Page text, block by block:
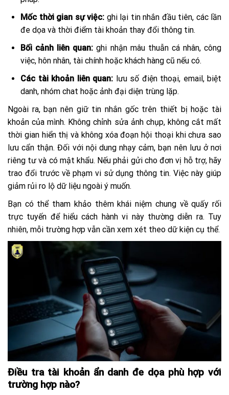
Mốc thời gian sự việc: ghi lại tin nhắn đầu tiên, các lần
đe dọa và thời điểm tài khoản thay đổi thông tin.
Bối cảnh liên quan: ghi nhận mâu thuẫn cá nhân, công
việc, hôn nhân, tài chính hoặc khách hàng cũ nếu có.
Các tài khoản liên quan: lưu số điện thoại, email, biệt
danh, nhóm chat hoặc ảnh đại diện trùng lặp.
Ngoài ra, bạn nên giữ tin nhắn gốc trên thiết bị hoặc tài
khoản của mình. Không chỉnh sửa ảnh chụp, không cắt mất
thời gian hiển thị và không xóa đoạn hội thoại khi chưa sao
lưu cẩn thận. Đối với nội dung nhạy cảm, bạn nên lưu ở nơi
riêng tư và có mật khẩu. Nếu phải gửi cho đơn vị hỗ trợ, hãy
trao đổi trước về phạm vi sử dụng thông tin. Việc này giúp
giảm rủi ro lộ dữ liệu ngoài ý muốn.
Bạn có thể tham khảo thêm khái niệm chung về quấy rối
trực tuyến để hiểu cách hành vi này thường diễn ra. Tuy
nhiên, mỗi trường hợp vẫn cần xem xét theo dữ kiện cụ thể.
Điều tra tài khoản ẩn danh đe dọa phù hợp với
trường hợp nào?